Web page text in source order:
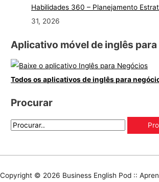
Habilidades 360 – Planejamento
31, 2026
Aplicativo móvel de inglês
Todos os aplicativos de inglês para
Procurar
Copyright © 2026 Business English Pod ::